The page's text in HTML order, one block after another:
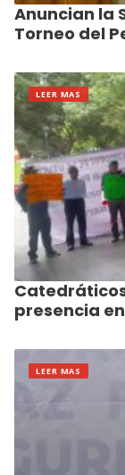
Anuncian la
Torneo del
LEER MAS
presencia
LEER MAS